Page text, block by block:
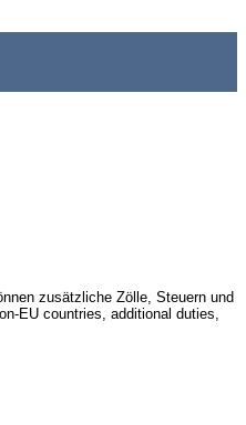
zusätzliche Zölle, Steuern und
EU countries, additional duties,